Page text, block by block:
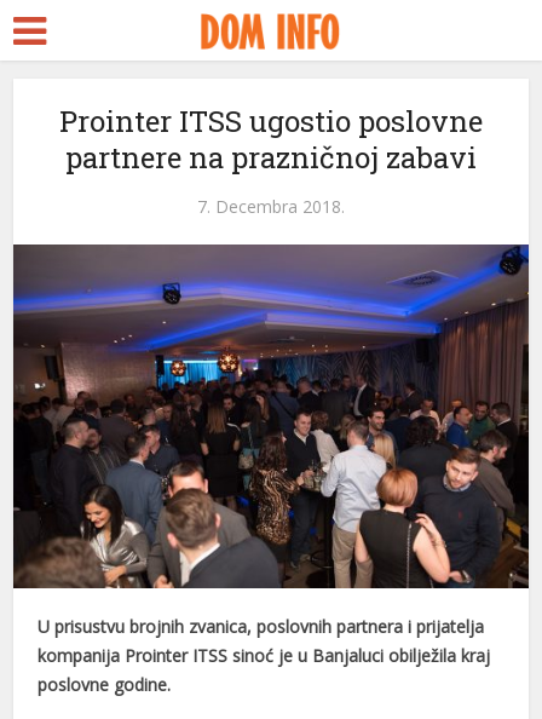
Prointer ITSS ugostio poslovne
partnere na prazničnoj zabavi
7. Decembra 2018.
U prisustvu brojnih zvanica, poslovnih partnera i prijatelja
kompanija Prointer ITSS sinoć je u Banjaluci obilježila kraj
poslovne godine.